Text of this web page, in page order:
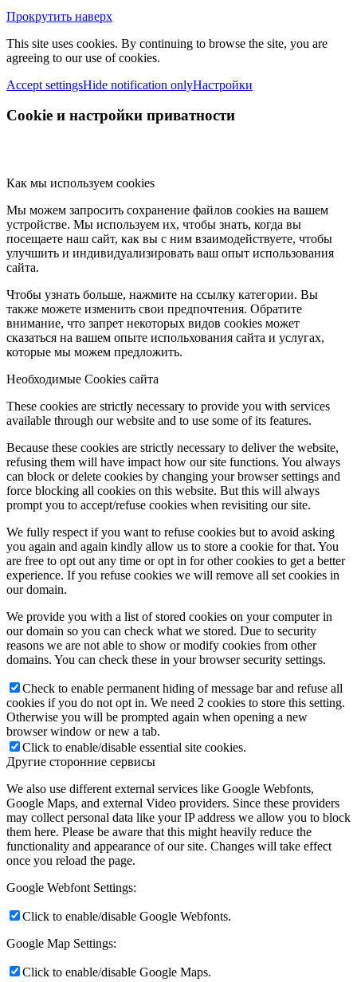
Прокрутить наверх
This site uses cookies. By continuing to browse the site, you are
agreeing to our use of cookies.
Accept settingsHide notification onlyНастройки
Cookie и настройки приватности
Как мы используем cookies
Мы можем запросить сохранение файлов cookies на вашем
устройстве. Мы используем их, чтобы знать, когда вы
посещаете наш сайт, как вы с ним взаимодействуете, чтобы
улучшить и индивидуализировать ваш опыт использования
сайта.
Чтобы узнать больше, нажмите на ссылку категории. Вы
также можете изменить свои предпочтения. Обратите
внимание, что запрет некоторых видов cookies может
сказаться на вашем опыте испольхования сайта и услугах,
которые мы можем предложить.
Необходимые Cookies сайта
These cookies are strictly necessary to provide you with services
available through our website and to use some of its features.
Because these cookies are strictly necessary to deliver the website,
refusing them will have impact how our site functions. You always
can block or delete cookies by changing your browser settings and
force blocking all cookies on this website. But this will always
prompt you to accept/refuse cookies when revisiting our site.
We fully respect if you want to refuse cookies but to avoid asking
you again and again kindly allow us to store a cookie for that. You
are free to opt out any time or opt in for other cookies to get a better
experience. If you refuse cookies we will remove all set cookies in
our domain.
We provide you with a list of stored cookies on your computer in
our domain so you can check what we stored. Due to security
reasons we are not able to show or modify cookies from other
domains. You can check these in your browser security settings.
Check to enable permanent hiding of message bar and refuse all
cookies if you do not opt in. We need 2 cookies to store this setting.
Otherwise you will be prompted again when opening a new
browser window or new a tab.
Click to enable/disable essential site cookies.
Другие сторонние сервисы
We also use different external services like Google Webfonts,
Google Maps, and external Video providers. Since these providers
may collect personal data like your IP address we allow you to block
them here. Please be aware that this might heavily reduce the
functionality and appearance of our site. Changes will take effect
once you reload the page.
Google Webfont Settings:
Click to enable/disable Google Webfonts.
Google Map Settings:
Click to enable/disable Google Maps.